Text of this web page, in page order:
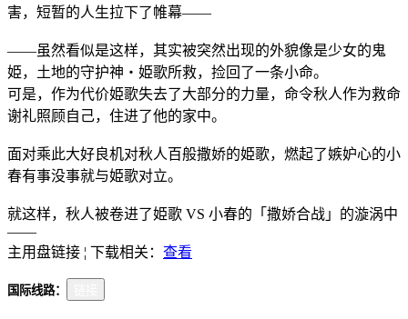
害，短暂的人生拉下了帷幕——
——虽然看似是这样，其实被突然出现的外貌像是少女的鬼
姫，土地的守护神・姫歌所救，捡回了一条小命。
可是，作为代价姫歌失去了大部分的力量，命令秋人作为救命
谢礼照顾自己，住进了他的家中。
面对乘此大好良机对秋人百般撒娇的姫歌，燃起了嫉妒心的小
春有事没事就与姫歌对立。
就这样，秋人被卷进了姫歌 VS 小春的「撒娇合战」的漩涡中
——
主用盘链接 ¦ 下载相关： 查看
国际线路：